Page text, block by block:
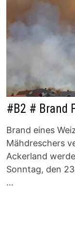
#B2 # Brand
Brand eines
Mähdreschers
Ackerland
Sonntag, den
…